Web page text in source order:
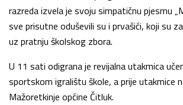
razreda izvela je svoju simpatičnu pjesmu
sve prisutne oduševili su i prvašići, koji su
uz pratnju školskog zbora.
U 11 sati odigrana je revijalna utakmica
sportskom igralištu škole, a prije utakmice
Mažoretkinje općine Čitluk.